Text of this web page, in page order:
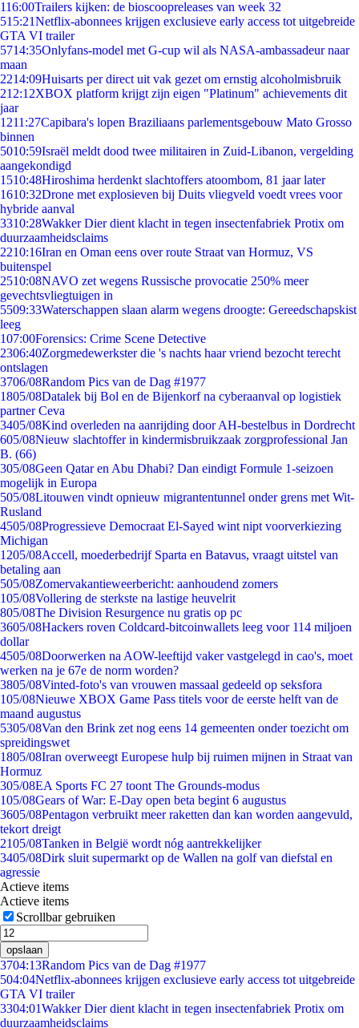
116:00Trailers kijken: de bioscoopreleases van week 32
515:21Netflix-abonnees krijgen exclusieve early access tot uitgebreide
GTA VI trailer
5714:35Onlyfans-model met G-cup wil als NASA-ambassadeur naar
maan
2214:09Huisarts per direct uit vak gezet om ernstig alcoholmisbruik
212:12XBOX platform krijgt zijn eigen "Platinum" achievements dit
jaar
1211:27Capibara's lopen Braziliaans parlementsgebouw Mato Grosso
binnen
5010:59Israël meldt dood twee militairen in Zuid-Libanon, vergelding
aangekondigd
1510:48Hiroshima herdenkt slachtoffers atoombom, 81 jaar later
1610:32Drone met explosieven bij Duits vliegveld voedt vrees voor
hybride aanval
3310:28Wakker Dier dient klacht in tegen insectenfabriek Protix om
duurzaamheidsclaims
2210:16Iran en Oman eens over route Straat van Hormuz, VS
buitenspel
2510:08NAVO zet wegens Russische provocatie 250% meer
gevechtsvliegtuigen in
5509:33Waterschappen slaan alarm wegens droogte: Gereedschapskist
leeg
107:00Forensics: Crime Scene Detective
2306:40Zorgmedewerkster die 's nachts haar vriend bezocht terecht
ontslagen
3706/08Random Pics van de Dag #1977
1805/08Datalek bij Bol en de Bijenkorf na cyberaanval op logistiek
partner Ceva
3405/08Kind overleden na aanrijding door AH-bestelbus in Dordrecht
605/08Nieuw slachtoffer in kindermisbruikzaak zorgprofessional Jan
B. (66)
305/08Geen Qatar en Abu Dhabi? Dan eindigt Formule 1-seizoen
mogelijk in Europa
505/08Litouwen vindt opnieuw migrantentunnel onder grens met Wit-
Rusland
4505/08Progressieve Democraat El-Sayed wint nipt voorverkiezing
Michigan
1205/08Accell, moederbedrijf Sparta en Batavus, vraagt uitstel van
betaling aan
505/08Zomervakantieweerbericht: aanhoudend zomers
105/08Vollering de sterkste na lastige heuvelrit
805/08The Division Resurgence nu gratis op pc
3605/08Hackers roven Coldcard-bitcoinwallets leeg voor 114 miljoen
dollar
4505/08Doorwerken na AOW-leeftijd vaker vastgelegd in cao's, moet
werken na je 67e de norm worden?
3805/08Vinted-foto's van vrouwen massaal gedeeld op seksfora
105/08Nieuwe XBOX Game Pass titels voor de eerste helft van de
maand augustus
5305/08Van den Brink zet nog eens 14 gemeenten onder toezicht om
spreidingswet
1805/08Iran overweegt Europese hulp bij ruimen mijnen in Straat van
Hormuz
305/08EA Sports FC 27 toont The Grounds-modus
105/08Gears of War: E-Day open beta begint 6 augustus
3605/08Pentagon verbruikt meer raketten dan kan worden aangevuld,
tekort dreigt
2105/08Tanken in België wordt nóg aantrekkelijker
3405/08Dirk sluit supermarkt op de Wallen na golf van diefstal en
agressie
Actieve items
Actieve items
Scrollbar gebruiken
opslaan
3704:13Random Pics van de Dag #1977
504:04Netflix-abonnees krijgen exclusieve early access tot uitgebreide
GTA VI trailer
3304:01Wakker Dier dient klacht in tegen insectenfabriek Protix om
duurzaamheidsclaims